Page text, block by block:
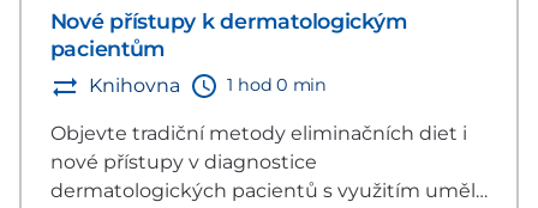
Nové přístupy k dermatologickým
pacientům
Knihovna 1 hod 0 min
Objevte tradiční metody eliminačních diet i
nové přístupy v diagnostice
dermatologických pacientů s využitím umělé